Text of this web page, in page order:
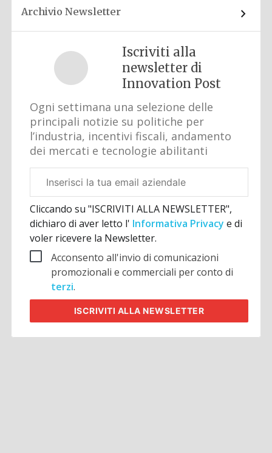
Archivio Newsletter
Iscriviti alla
newsletter di
Innovation Post
Ogni settimana una selezione delle
principali notizie su politiche per
l’industria, incentivi fiscali, andamento
dei mercati e tecnologie abilitanti
aziendale
Cliccando su "ISCRIVITI ALLA NEWSLETTER",
dichiaro di aver letto l' Informativa Privacye di
voler ricevere la Newsletter.
Acconsento all'invio di comunicazioni
promozionali e commerciali per conto di
terzi.
ISCRIVITI ALLA NEWSLETTER